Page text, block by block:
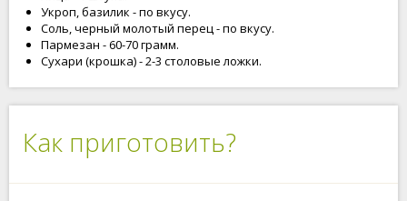
Укроп, базилик - по вкусу.
Соль, черный молотый перец - по вкусу.
Пармезан - 60-70 грамм.
Сухари (крошка) - 2-3 столовые ложки.
Как приготовить?